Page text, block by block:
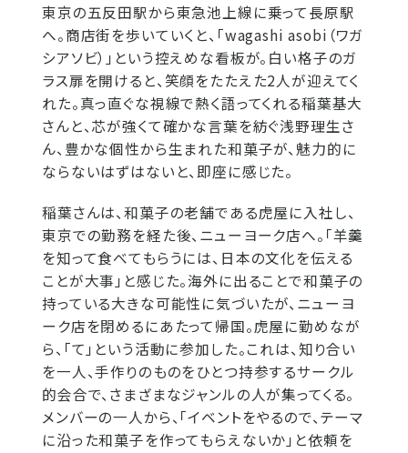
東京の五反田駅から東急池上線に乗って長原駅
へ。商店街を歩いていくと、「wagashi asobi（ワガ
シアソビ）」という控えめな看板が。白い格子のガ
ラス扉を開けると、笑顔をたたえた2人が迎えてく
れた。真っ直ぐな視線で熱く語ってくれる稲葉基大
さんと、芯が強くて確かな言葉を紡ぐ浅野理生さ
ん、豊かな個性から生まれた和菓子が、魅力的に
ならないはずはないと、即座に感じた。
稲葉さんは、和菓子の老舗である虎屋に入社し、
東京での勤務を経た後、ニューヨーク店へ。「羊羹
を知って食べてもらうには、日本の文化を伝える
ことが大事」と感じた。海外に出ることで和菓子の
持っている大きな可能性に気づいたが、ニューヨ
ーク店を閉めるにあたって帰国。虎屋に勤めなが
ら、「て」という活動に参加した。これは、知り合い
を一人、手作りのものをひとつ持参するサークル
的会合で、さまざまなジャンルの人が集ってくる。
メンバーの一人から、「イベントをやるので、テーマ
に沿った和菓子を作ってもらえないか」と依頼を